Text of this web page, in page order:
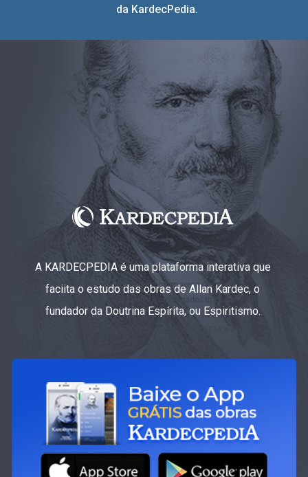
da KardecPedia.
A KARDECPEDIA é uma plataforma interativa que
faciita o estudo das obras de Allan Kardec, o
fundador da Doutrina Espírita, ou Espiritismo.